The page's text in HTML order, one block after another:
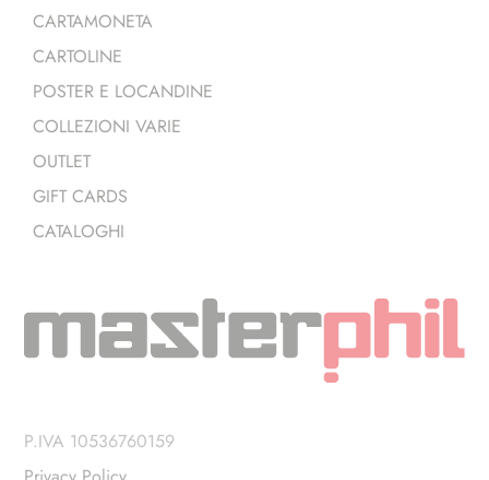
CARTAMONETA
CARTOLINE
POSTER E LOCANDINE
COLLEZIONI VARIE
OUTLET
GIFT CARDS
CATALOGHI
P.IVA 10536760159